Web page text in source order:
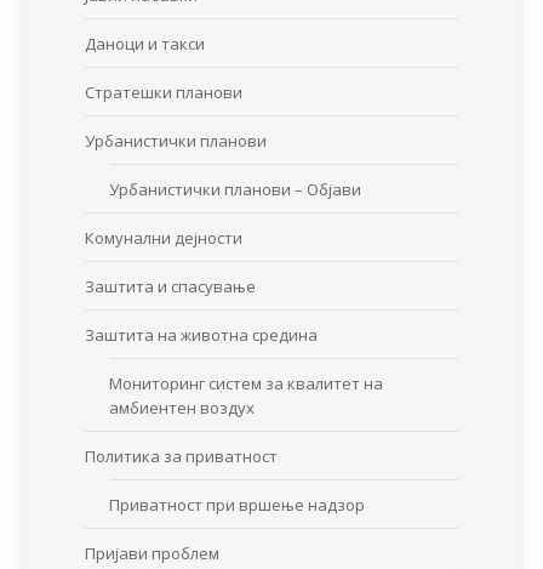
Даноци и такси
Стратешки планови
Урбанистички планови
Урбанистички планови – Објави
Комунални дејности
Заштита и спасување
Заштита на животна средина
Мониторинг систем за квалитет на
амбиентен воздух
Политика за приватност
Приватност при вршење надзор
Пријави проблем